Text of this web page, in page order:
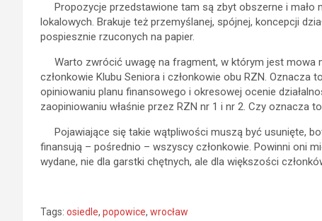
Propozycje przedstawione tam są zbyt obszerne i mało
lokalowych. Brakuje też przemyślanej, spójnej, koncepcji
pospiesznie rzuconych na papier.
Warto zwrócić uwagę na fragment, w którym jest mowa
członkowie Klubu Seniora i członkowie obu RZN.
opiniowaniu planu finansowego i okresowej ocenie
zaopiniowaniu właśnie przez RZN nr 1 i nr 2. Czy oznacza
Pojawiające się takie wątpliwości muszą być usunięte,
finansują – pośrednio – wszyscy członkowie. Powinni oni
wydane, nie dla garstki chętnych, ale dla większości
Tags: osiedle, popowice, wrocław